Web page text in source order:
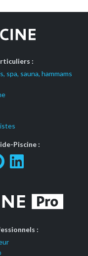
:
spa, sauna, hammams
Piscine :
: